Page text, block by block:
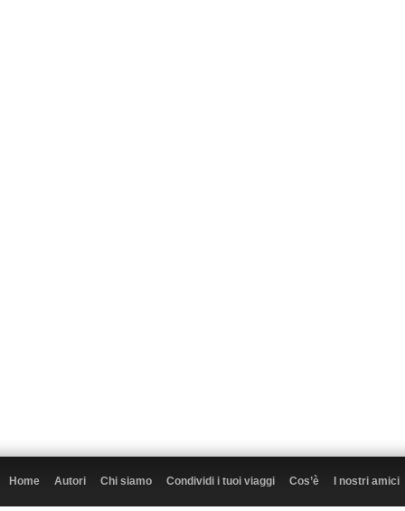
Home Autori Chi siamo Condividi i tuoi viaggi Cos’è I nostri amici